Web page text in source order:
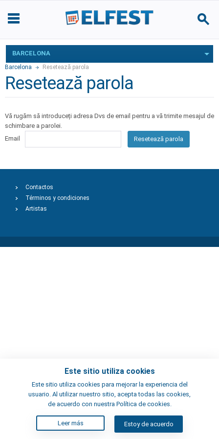
BARCELONA
Barcelona Resetează parola
Resetează parola
Vă rugăm să introduceți adresa Dvs de email pentru a vă trimite mesajul de
schimbare a parolei.
Email
Resetează parola
Este sitio utiliza cookies
Este sitio utiliza cookies para mejorar la experiencia del
usuario. Al utilizar nuestro sitio, acepta todas las cookies,
de acuerdo con nuestra Política de cookies.
Leer más Estoy de acuerdo
Contactos
Términos y condiciones
Artistas